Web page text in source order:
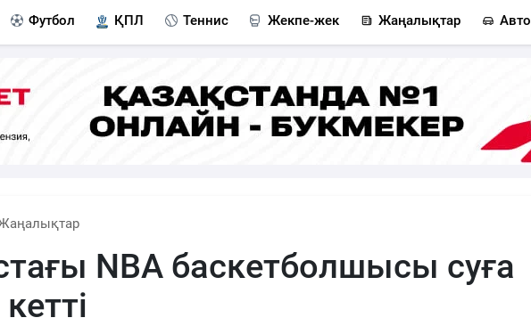
Футбол ҚПЛ Теннис Жекпе-жек Жаңалықтар Авто
NBA баскетболшысы суға